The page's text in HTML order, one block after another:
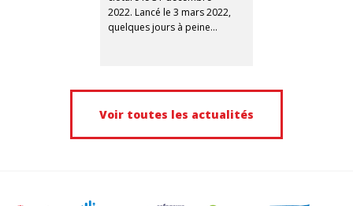
2022. Lancé le 3 mars 2022,
quelques jours à peine
30.459.838 € (en date du 21
d’euros ont déjà été versés
Voir toutes les actualités